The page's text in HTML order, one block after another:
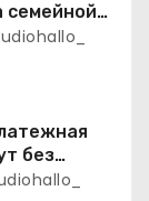
семейной
без
участия